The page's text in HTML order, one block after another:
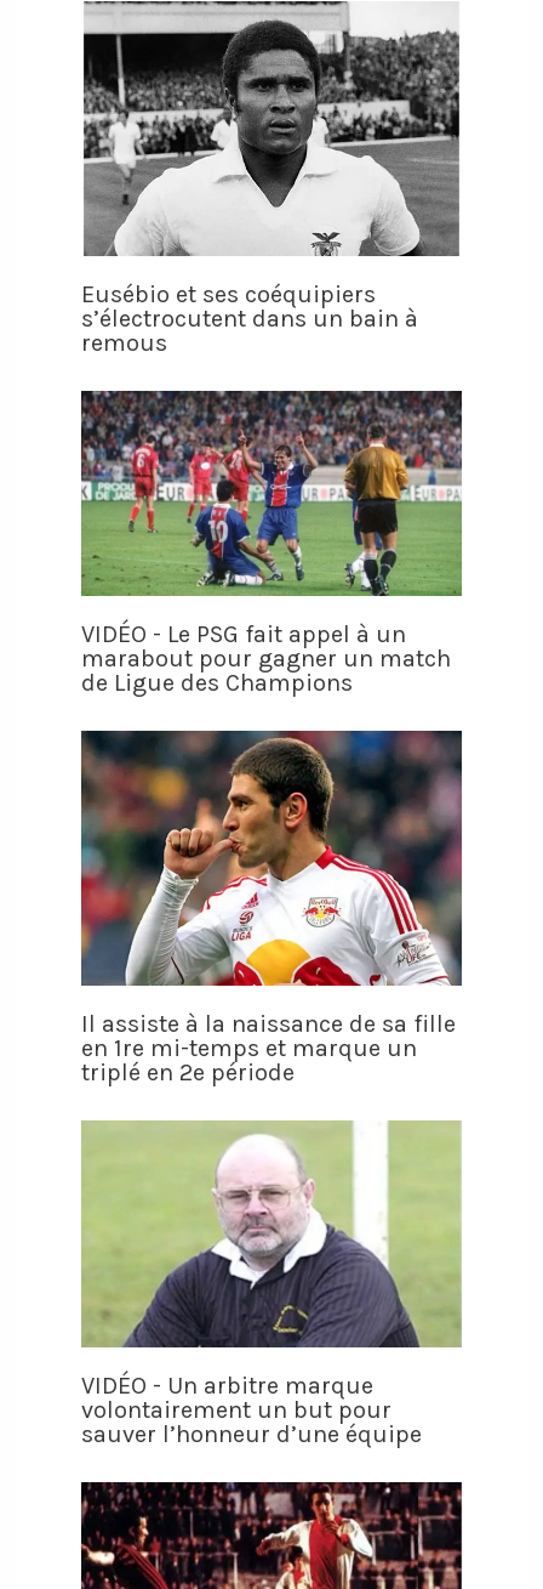
Eusébio et ses coéquipiers
s’électrocutent dans un bain à
remous
VIDÉO - Le PSG fait appel à un
marabout pour gagner un match
de Ligue des Champions
Il assiste à la naissance de sa fille
en 1re mi-temps et marque un
triplé en 2e période
VIDÉO - Un arbitre marque
volontairement un but pour
sauver l’honneur d’une équipe